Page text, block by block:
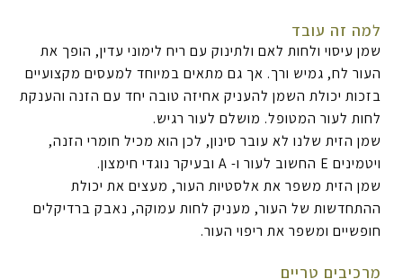
למה זה עובד
שמן עיסוי ולחות לאם ולתינוק עם ריח לימוני עדין, הופך את
העור לח, גמיש ורך. אך גם מתאים במיוחד למעסים מקצועיים
בזכות יכולת השמן להעניק אחיזה טובה יחד עם הזנה והענקת
לחות לעור המטופל. מושלם לעור רגיש.
שמן הזית שלנו לא עובר סינון, לכן הוא מכיל חומרי הזנה,
ויטמינים E החשוב לעור ו- A ובעיקר נוגדי חימצון.
שמן הזית משפר את אלסטיות העור, מעצים את יכולת
ההתחדשות של העור, מעניק לחות עמוקה, נאבק ברדיקלים
חופשיים ומשפר את ריפוי העור.
מרכיבים טריים